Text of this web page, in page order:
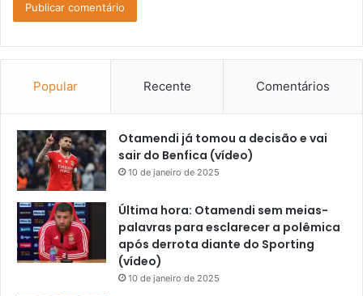
Popular Recente Comentários
Otamendi já tomou a decisão e vai
sair do Benfica (vídeo)
10 de janeiro de 2025
Última hora: Otamendi sem meias-
palavras para esclarecer a polêmica
após derrota diante do Sporting
(vídeo)
10 de janeiro de 2025